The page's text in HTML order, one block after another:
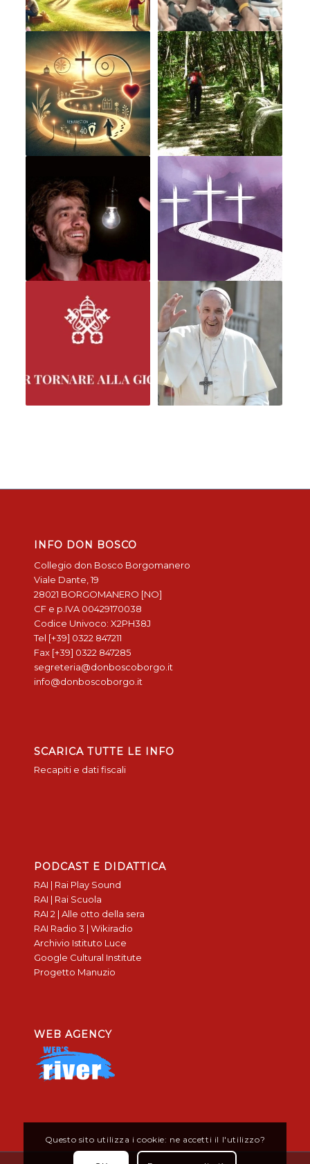
INFO DON BOSCO
Collegio don Bosco Borgomanero
Viale Dante, 19
28021 BORGOMANERO [NO]
CF e p.IVA 00429170038
Codice Univoco: X2PH38J
Tel [+39] 0322 847211
Fax [+39] 0322 847285
segreteria@donboscoborgo.it
info@donboscoborgo.it
SCARICA TUTTE LE INFO
Recapiti e dati fiscali
PODCAST E DIDATTICA
RAI | Rai Play Sound
RAI | Rai Scuola
RAI 2 | Alle otto della sera
RAI Radio 3 | Wikiradio
Archivio Istituto Luce
Google Cultural Institute
Progetto Manuzio
WEB AGENCY
Questo sito utilizza i cookie: ne accetti il l'utilizzo?